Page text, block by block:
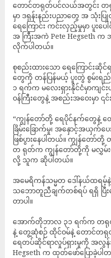
တောင်တရုတ်ပင်လယ်အတွင်း တ
မှာ ဒရုန်းနည်းပညာတွေ အ သုံး
ရေကြောင်း ကင်းလှည့်မှုမှာ ပူးပ
အ ကြီးအကဲ Pete Hegseth
လိုက်ပါတယ်။
စုစည်းထားသော ရေကြောင်းဆိုင်
တွေကို တန်ပြန်မယ့် ပူးတွဲ စွမ်းရ
၁ ရက်က မလေးရှားနိုင်ငံမှာက
ဝန်ကြီးတွေနဲ့ အစည်းအဝေးမှာ
“ကျွန်တော်တို့ ရေပိုင်နက်တွေနဲ့
ခြိမ်းခြောက်မှု၊ အနှောင့်အယှက်ပ
ဖြစ်ပွားနေပါတယ်။ ကျွန်တော်
တ ရုတ်က ကျွန်တော်တို့ကို မလွှမ်းမို
လို့ သူက ဆိုပါတယ်။
အမေရိကန်သမ္မတ ဒေါ်နယ်ထရမ့်
သဘောတူညီချက်တစ်ရပ် ရရှိ ပြီ
တာပါ။
အောက်တိုဘာလ ၃၁ ရက်က တရုတ်
နဲ့ တွေ့ဆုံစဉ် ထိုင်ဝမ်နဲ့ တောင်တ
ရေတပ်ဆိုင်ရာလှုပ်ရှားမှုကို အလွန်အ
Hegseth က ထုတ်ဖော်ပြောခဲ့ပါ